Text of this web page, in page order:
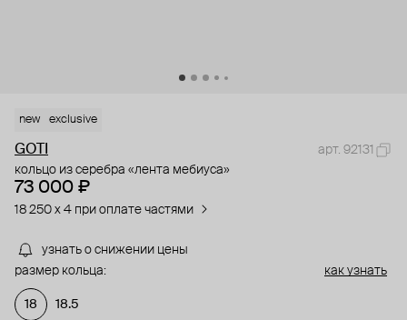
new exclusive
GOTI
арт. 92131
кольцо из серебра «лента мебиуса»
73 000 ₽
18 250 x 4 при оплате частями
узнать о снижении цены
размер кольца:
как узнать
18 18.5